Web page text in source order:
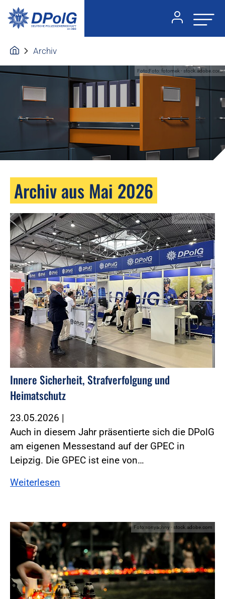
Archiv
Foto:Foto: fotomek - stock.adobe.com
Archiv aus Mai 2026
Foto:Foto: DPolG
Innere Sicherheit, Strafverfolgung und
Heimatschutz
23.05.2026 |
Auch in diesem Jahr präsentierte sich die DPolG
am eigenen Messestand auf der GPEC in
Leipzig. Die GPEC ist eine von…
Weiterlesen
Foto:sonyachny - stock.adobe.com